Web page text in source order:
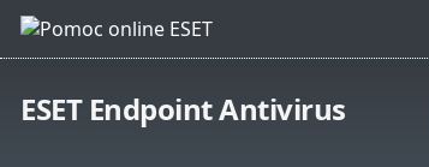
ESET Endpoint Antivirus